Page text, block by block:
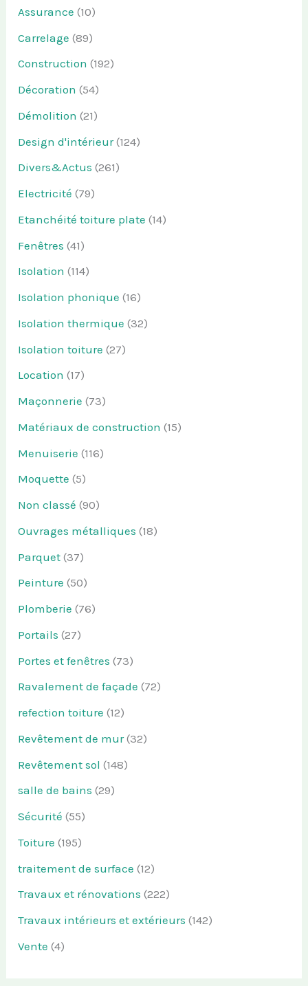
Assurance (10)
Carrelage (89)
Construction (192)
Décoration (54)
Démolition (21)
Design d'intérieur(124)
Divers&Actus (261)
Electricité (79)
Etanchéité toiture plate (14)
Fenêtres (41)
Isolation (114)
Isolation phonique (16)
Isolation thermique (32)
Isolation toiture (27)
Location (17)
Maçonnerie (73)
Matériaux de construction (15)
Menuiserie (116)
Moquette (5)
Non classé (90)
Ouvrages métalliques (18)
Parquet (37)
Peinture (50)
Plomberie (76)
Portails (27)
Portes et fenêtres (73)
Ravalement de façade (72)
refection toiture (12)
Revêtement de mur(32)
Revêtement sol (148)
salle de bains (29)
Sécurité (55)
Toiture (195)
traitement de surface (12)
Travaux et rénovations (222)
Travaux intérieurs et extérieurs (142)
Vente (4)